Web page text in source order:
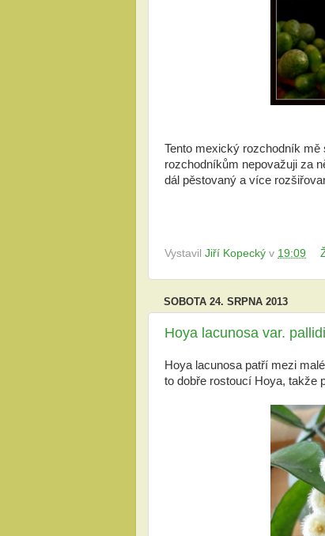
Tento mexický rozchodník
rozchodníkům nepovažuji za
dál pěstovaný a více
Vystavil Jiří Kopecký v 19:09
SOBOTA 24. SRPNA 2013
Hoya lacunosa var.
Hoya lacunosa patří mezi
to dobře rostoucí Hoya, takže